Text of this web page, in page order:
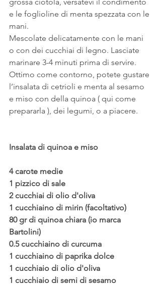
grossa ciotola, versatevi il condimento
e le foglioline di menta spezzata con le
mani.
Mescolate delicatamente con le mani
o con dei cucchiai di legno. Lasciate
marinare 3-4 minuti prima di servire.
Ottimo come contorno, potete gustare
l’insalata di cetrioli e menta al sesamo
e miso con della quinoa ( qui come
prepararla ), dei legumi, o a piacere.
Insalata di quinoa e miso
4 carote medie
1 pizzico di sale
2 cucchiai di olio d'oliva
1 cucchiaino di mirin (facoltativo)
80 gr di quinoa chiara (io marca
Bartolini)
0.5 cucchiaino di curcuma
1 cucchiaino di paprika dolce
1 cucchiaio di olio d'oliva
1 cucchiaio di semi di sesamo